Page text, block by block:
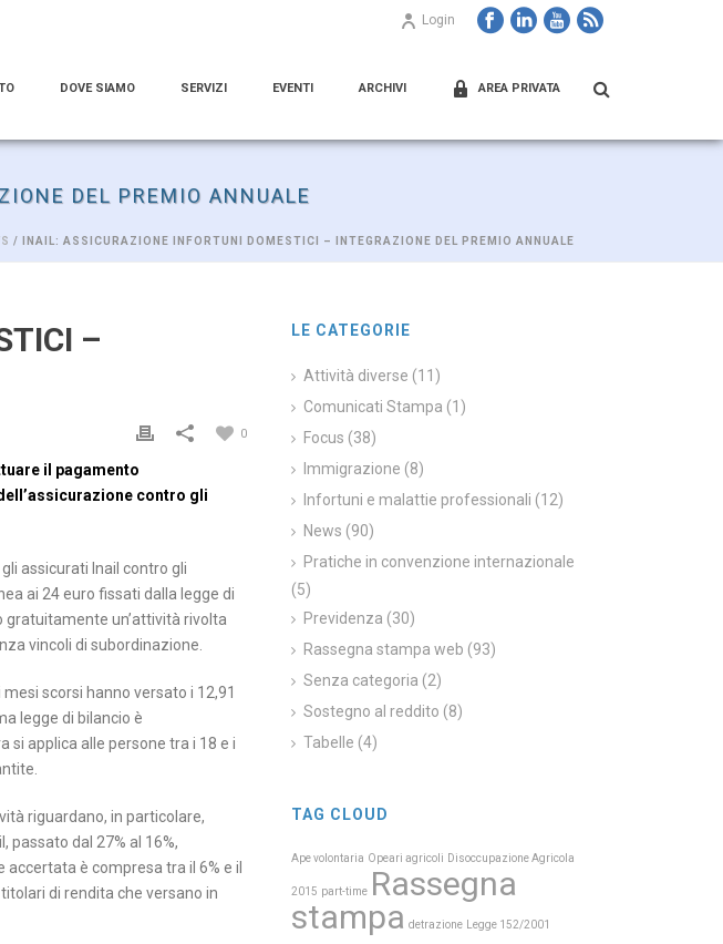
Login
DOVE SIAMO SERVIZI EVENTI ARCHIVI AREA PRIVATA
DEL PREMIO ANNUALE
/ INAIL: ASSICURAZIONE INFORTUNI DOMESTICI – INTEGRAZIONE DEL PREMIO ANNUALE
–
0
il pagamento
contro gli
assicurati Inail contro gli
ai 24 euro fissati dalla legge di
gratuitamente un’attività rivolta
vincoli di subordinazione.
scorsi hanno versato i 12,91
legge di bilancio è
si applica alle persone tra i 18 e i
riguardano, in particolare,
passato dal 27% al 16%,
è compresa tra il 6% e il
di rendita che versano in
LE CATEGORIE
Attività diverse (11)
Comunicati Stampa (1)
Focus (38)
Immigrazione (8)
Infortuni e malattie professionali (12)
News (90)
Pratiche in convenzione internazionale
(5)
Previdenza (30)
Rassegna stampa web (93)
Senza categoria (2)
Sostegno al reddito (8)
Tabelle (4)
TAG CLOUD
Ape volontaria Opeari agricoli Disoccupazione Agricola
2015 part-time Rassegna
stampa detrazione Legge 152/2001